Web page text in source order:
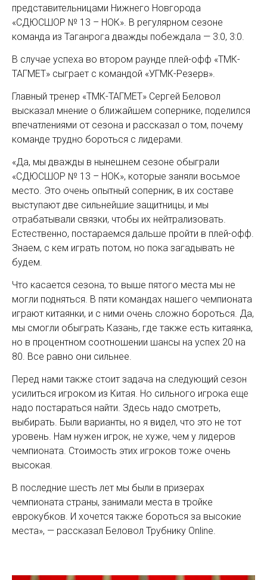
представительницами Нижнего Новгорода
«СДЮСШОР № 13 – НОК». В регулярном сезоне
команда из Таганрога дважды побеждала — 3:0, 3:0.
В случае успеха во втором раунде плей-офф «ТМК-
ТАГМЕТ» сыграет с командой «УГМК-Резерв».
Главный тренер «ТМК-ТАГМЕТ» Сергей Беловол
высказал мнение о ближайшем сопернике, поделился
впечатлениями от сезона и рассказал о том, почему
команде трудно бороться с лидерами.
«Да, мы дважды в нынешнем сезоне обыграли
«СДЮСШОР № 13 – НОК», которые заняли восьмое
место. Это очень опытный соперник, в их составе
выступают две сильнейшие защитницы, и мы
отрабатывали связки, чтобы их нейтрализовать.
Естественно, постараемся дальше пройти в плей-офф.
Знаем, с кем играть потом, но пока загадывать не
будем.
Что касается сезона, то выше пятого места мы не
могли подняться. В пяти командах нашего чемпионата
играют китаянки, и с ними очень сложно бороться. Да,
мы смогли обыграть Казань, где также есть китаянка,
но в процентном соотношении шансы на успех 20 на
80. Все равно они сильнее.
Перед нами также стоит задача на следующий сезон
усилиться игроком из Китая. Но сильного игрока еще
надо постараться найти. Здесь надо смотреть,
выбирать. Были варианты, но я видел, что это не тот
уровень. Нам нужен игрок, не хуже, чем у лидеров
чемпионата. Стоимость этих игроков тоже очень
высокая.
В последние шесть лет мы были в призерах
чемпионата страны, занимали места в тройке
еврокубков. И хочется также бороться за высокие
места», — рассказал Беловол Трубнику Online.